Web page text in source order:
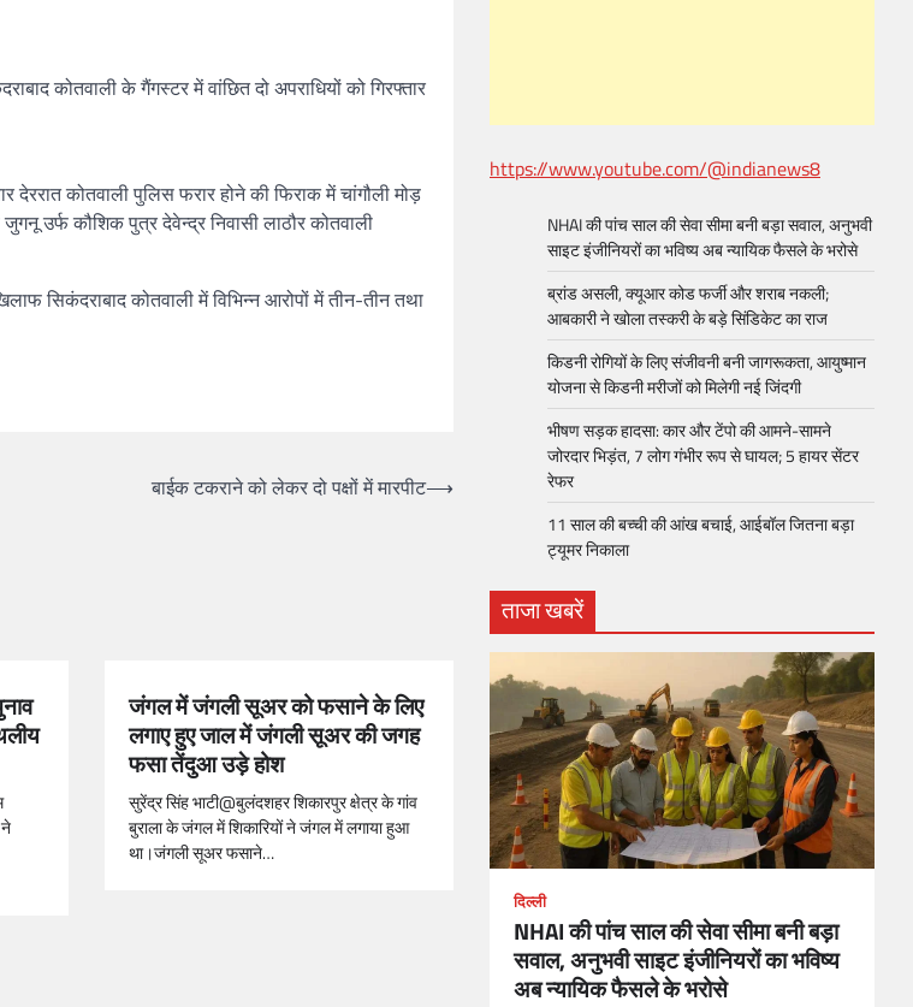
कोतवाली के गैंगस्टर में वांछित दो अपराधियों को गिरफ्तार
कोतवाली पुलिस फरार होने की फिराक में चांगौली मोड़
उर्फ कौशिक पुत्र देवेन्द्र निवासी लाठौर कोतवाली
सिकंदराबाद कोतवाली में विभिन्न आरोपों में तीन-तीन तथा
बाईक टकराने को लेकर दो पक्षों में मारपीट⟶
जंगल में जंगली सूअर को फसाने के लिए
लगाए हुए जाल में जंगली सूअर की जगह
फसा तेंदुआ उड़े होश
सुरेंद्र सिंह भाटी@बुलंदशहर शिकारपुर क्षेत्र के गांव
बुराला के जंगल में शिकारियों ने जंगल में लगाया हुआ
था।जंगली सूअर फसाने…
https://www.youtube.com/@indianews8
NHAI की पांच साल की सेवा सीमा बनी बड़ा सवाल, अनुभवी
साइट इंजीनियरों का भविष्य अब न्यायिक फैसले के भरोसे
ब्रांड असली, क्यूआर कोड फर्जी और शराब नकली;
आबकारी ने खोला तस्करी के बड़े सिंडिकेट का राज
किडनी रोगियों के लिए संजीवनी बनी जागरूकता, आयुष्मान
योजना से किडनी मरीजों को मिलेगी नई जिंदगी
भीषण सड़क हादसा: कार और टेंपो की आमने-सामने
जोरदार भिड़ंत, 7 लोग गंभीर रूप से घायल; 5 हायर सेंटर
रेफर​
11 साल की बच्ची की आंख बचाई, आईबॉल जितना बड़ा
ट्यूमर निकाला
ताजा खबरें
दिल्ली
NHAI की पांच साल की सेवा सीमा बनी बड़ा
सवाल, अनुभवी साइट इंजीनियरों का भविष्य
अब न्यायिक फैसले के भरोसे